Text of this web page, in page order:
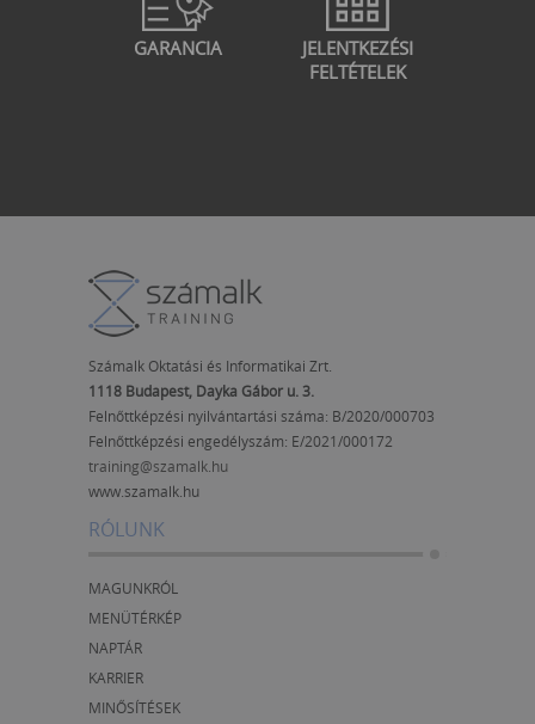
GARANCIA
JELENTKEZÉSI
FELTÉTELEK
Számalk Oktatási és Informatikai Zrt.
1118 Budapest, Dayka Gábor u. 3.
Felnőttképzési nyilvántartási száma: B/2020/000703
Felnőttképzési engedélyszám: E/2021/000172
training@szamalk.hu
www.szamalk.hu
RÓLUNK
MAGUNKRÓL
MENÜTÉRKÉP
NAPTÁR
KARRIER
MINŐSÍTÉSEK